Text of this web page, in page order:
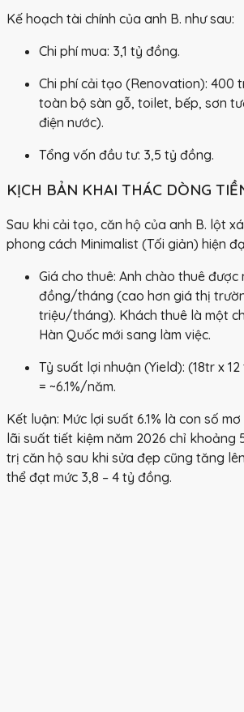
Kế hoạch tài chính của anh B. như sau:
Chi phí mua: 3,1 tỷ đồng.
Chi phí cải tạo (Renovation): 400
toàn bộ sàn gỗ, toilet, bếp, sơn
điện nước).
Tổng vốn đầu tư: 3,5 tỷ đồng.
KỊCH BẢN KHAI THÁC DÒNG
Sau khi cải tạo, căn hộ của anh B. lột
phong cách Minimalist (Tối giản) hiện
Giá cho thuê: Anh chào thuê được
đồng/tháng (cao hơn giá thị
triệu/tháng). Khách thuê là một
Hàn Quốc mới sang làm việc.
Tỷ suất lợi nhuận (Yield): (18tr x
= ~6.1%/năm.
Kết luận: Mức lợi suất 6.1% là con số
lãi suất tiết kiệm năm 2026 chỉ khoảng
trị căn hộ sau khi sửa đẹp cũng tăng
thể đạt mức 3,8 – 4 tỷ đồng.